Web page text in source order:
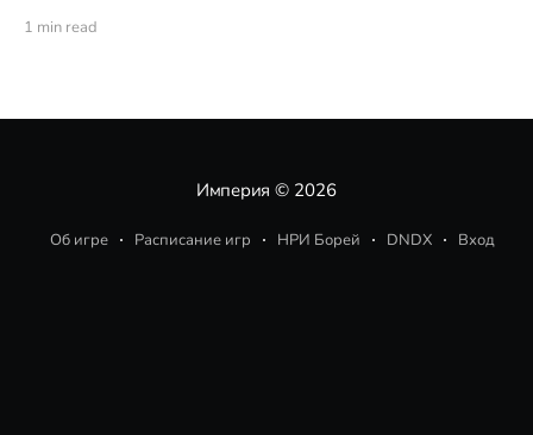
изменили ход сражения. Проникнув в укреплённый
дерзкую диверсию, уничтожив командную
1 min read
Империя © 2026
Об игре Расписание игр НРИ Борей DNDX Вход